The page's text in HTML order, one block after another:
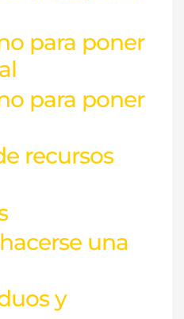
para poner
para poner
recursos
una
y